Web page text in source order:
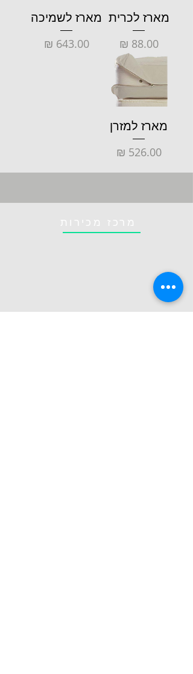
מארז לכרית
מחיר‏88.00 ‏₪
מארז לשמיכה
מחיר‏643.00 ‏₪
מארז למזרן
מחיר‏526.00 ‏₪
מרכז מכירות